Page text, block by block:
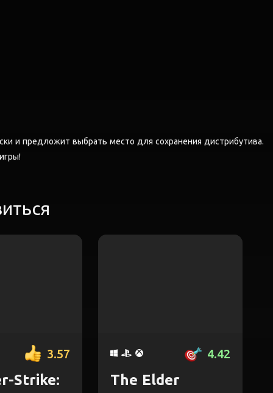
и предложит выбрать место для сохранения дистрибутива.
3.57
Strike:
4.42
The Elder